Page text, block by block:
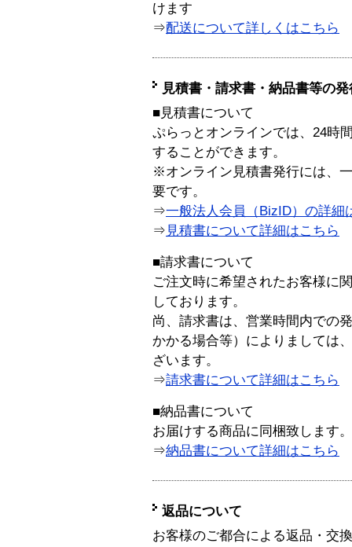
けます
⇒配送について詳しくはこちら
見積書・請求書・納品書等の
■見積書について
ぷらっとオンラインでは、24時
することができます。
※オンライン見積書発行には、
要です。
⇒一般法人会員（BizID）の詳細
⇒ 見積書について詳細はこちら
■請求書について
ご注文時に希望されたお客様に
しております。
尚、請求書は、営業時間内での
かかる場合等）によりましては
ざいます。
⇒請求書について詳細はこちら
■納品書について
お届けする商品に同梱致します。
⇒納品書について詳細はこちら
返品について
お客様のご都合による返品・交